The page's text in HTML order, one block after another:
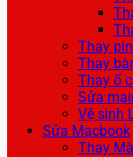
Thay
Thay
Thay ổ
Sửa
Vệ sinh
Sửa Macbook
Thay